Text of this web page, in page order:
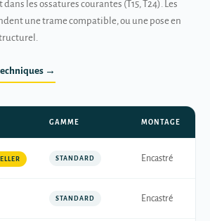
les ossatures courantes (T15, T24). Les
une trame compatible, ou une pose en
→
GAMME MONTAGE
STANDARD Encastré
STANDARD Encastré